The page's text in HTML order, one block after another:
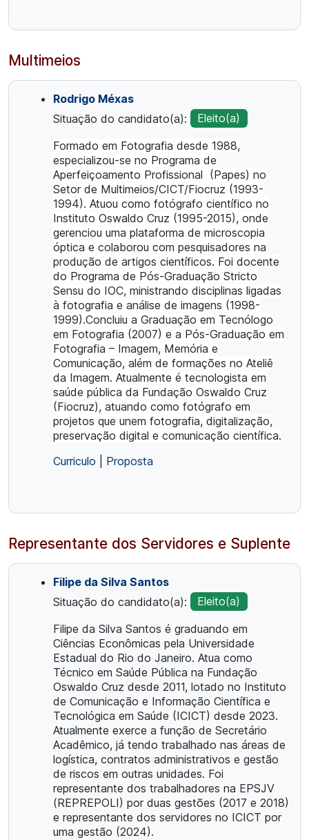
Multimeios
Rodrigo Méxas
Situação do candidato(a):
Eleito(a)
Formado em Fotografia desde 1988,
especializou-se no Programa de
Aperfeiçoamento Profissional (Papes) no
Setor de Multimeios/CICT/Fiocruz (1993-
1994). Atuou como fotógrafo científico no
Instituto Oswaldo Cruz (1995-2015), onde
gerenciou uma plataforma de microscopia
óptica e colaborou com pesquisadores na
produção de artigos científicos. Foi docente
do Programa de Pós-Graduação Stricto
Sensu do IOC, ministrando disciplinas ligadas
à fotografia e análise de imagens (1998-
1999).Concluiu a Graduação em Tecnólogo
em Fotografia (2007) e a Pós-Graduação em
Fotografia – Imagem, Memória e
Comunicação, além de formações no Ateliê
da Imagem. Atualmente é tecnologista em
saúde pública da Fundação Oswaldo Cruz
(Fiocruz), atuando como fotógrafo em
projetos que unem fotografia, digitalização,
preservação digital e comunicação científica.
Curriculo
Proposta
Representante dos Servidores e Suplente
Filipe da Silva Santos
Situação do candidato(a):
Eleito(a)
Filipe da Silva Santos é graduando em
Ciências Econômicas pela Universidade
Estadual do Rio do Janeiro. Atua como
Técnico em Saúde Pública na Fundação
Oswaldo Cruz desde 2011, lotado no Instituto
de Comunicação e Informação Científica e
Tecnológica em Saúde (ICICT) desde 2023.
Atualmente exerce a função de Secretário
Acadêmico, já tendo trabalhado nas áreas de
logística, contratos administrativos e gestão
de riscos em outras unidades. Foi
representante dos trabalhadores na EPSJV
(REPREPOLI) por duas gestões (2017 e 2018)
e representante dos servidores no ICICT por
uma gestão (2024).